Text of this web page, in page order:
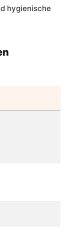
hygienische